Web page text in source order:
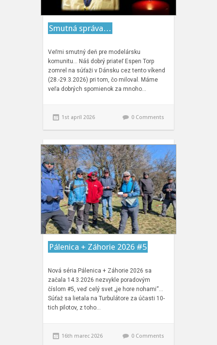
Smutná správa…
Veľmi smutný deň pre modelársku
komunitu… Náš dobrý priateľ Espen Torp
zomrel na súťaži v Dánsku cez tento víkend
(28.-29.3.2026) pri tom, čo miloval. Máme
veľa dobrých spomienok za mnoho…
1st apríl 2026 0 Comments
Pálenica + Záhorie 2026 #5
Nová séria Pálenica + Záhorie 2026 sa
začala 14.3.2026 nezvykle poradovým
číslom #5, veď celý svet „je hore nohami“…
Súťaž sa lietala na Turbulátore za účasti 10-
tich pilotov, z toho…
16th marec 2026 0 Comments